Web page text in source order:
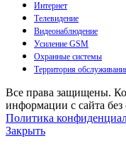
Интернет
Телевидение
Видеонаблюдение
Усиление GSM
Охранные системы
Территория
Все права защищены.
информации с сайта без
Политика
Закрыть